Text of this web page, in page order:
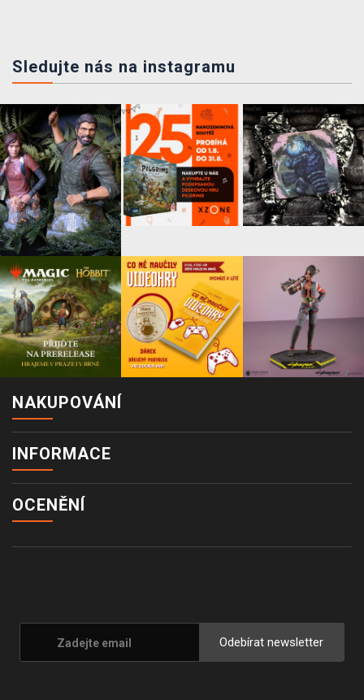
Sledujte nás na instagramu
NAKUPOVÁNÍ
INFORMACE
OCENĚNÍ
Odebírat newsletter